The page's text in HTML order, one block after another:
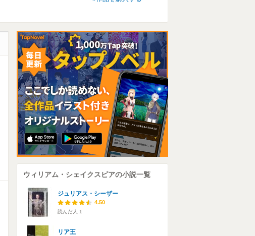
ウィリアム・シェイクスピアの小説一覧
ジュリアス・シーザー
4.50
読んだ人 1
リア王